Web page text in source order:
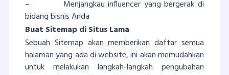
– Menjangkau influencer yang bergerak di
bidang bisnis Anda
Buat Sitemap di Situs Lama
Sebuah Sitemap akan memberikan daftar semua
halaman yang ada di website, ini akan memudahkan
untuk melakukan langkah-langkah pengubahan